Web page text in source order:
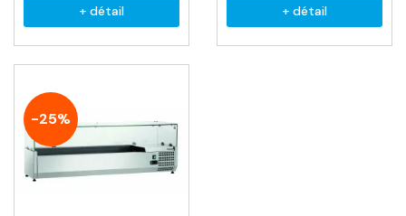
+ détail + détail
-25%